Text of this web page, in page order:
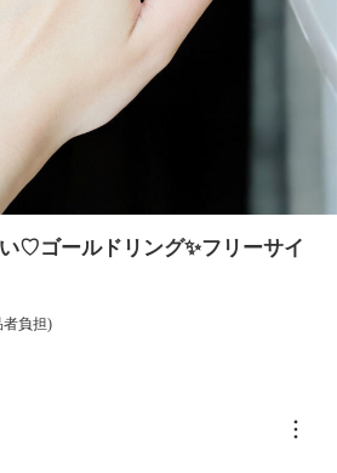
♡ゴールドリング✨フリーサイ
者負担)